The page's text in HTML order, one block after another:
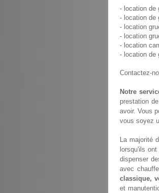
- location de
- location de
- location
- location
- location
- location de
Contactez-
Notre
prestation
avoir. Vous
vous soyez
La majorité
lorsqu'ils
dispenser
avec
classique,
et